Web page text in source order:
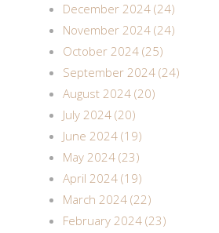
December 2024 (24)
November 2024 (24)
October 2024 (25)
September 2024 (24)
August 2024 (20)
July 2024 (20)
June 2024 (19)
May 2024 (23)
April 2024 (19)
March 2024 (22)
February 2024 (23)